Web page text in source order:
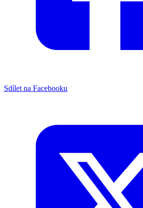
Sdílet na Facebooku